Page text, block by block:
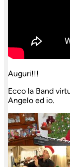
Auguri!!!
Ecco la Band
Angelo ed io.